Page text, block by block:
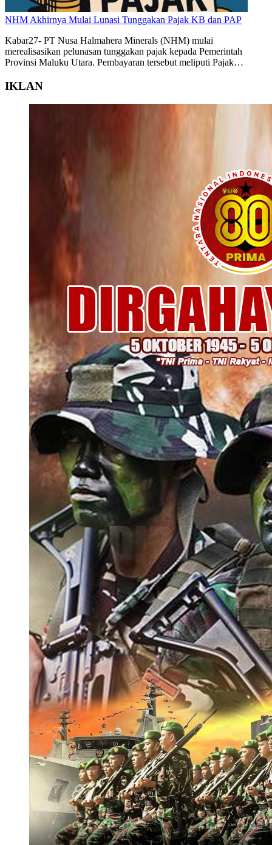
NHM Akhirnya Mulai Lunasi Tunggakan Pajak KB dan PAP
Kabar27- PT Nusa Halmahera Minerals (NHM) mulai
merealisasikan pelunasan tunggakan pajak kepada Pemerintah
Provinsi Maluku Utara. Pembayaran tersebut meliputi Pajak…
IKLAN